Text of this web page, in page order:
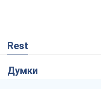
Rest
Думки